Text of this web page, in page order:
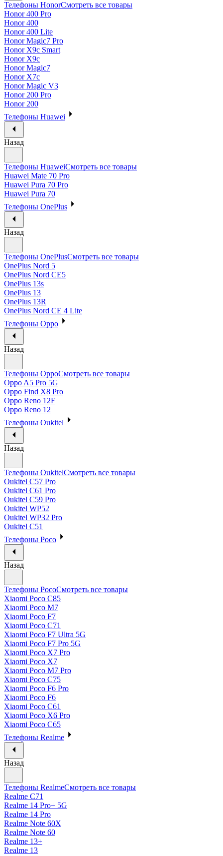
Телефоны HonorСмотреть все товары
Honor 400 Pro
Honor 400
Honor 400 Lite
Honor Magic7 Pro
Honor X9c Smart
Honor X9c
Honor Magic7
Honor X7c
Honor Magic V3
Honor 200 Pro
Honor 200
Телефоны Huawei
Назад
Телефоны HuaweiСмотреть все товары
Huawei Mate 70 Pro
Huawei Pura 70 Pro
Huawei Pura 70
Телефоны OnePlus
Назад
Телефоны OnePlusСмотреть все товары
OnePlus Nord 5
OnePlus Nord CE5
OnePlus 13s
OnePlus 13
OnePlus 13R
OnePlus Nord CE 4 Lite
Телефоны Oppo
Назад
Телефоны OppoСмотреть все товары
Oppo A5 Pro 5G
Oppo Find X8 Pro
Oppo Reno 12F
Oppo Reno 12
Телефоны Oukitel
Назад
Телефоны OukitelСмотреть все товары
Oukitel C57 Pro
Oukitel C61 Pro
Oukitel C59 Pro
Oukitel WP52
Oukitel WP32 Pro
Oukitel C51
Телефоны Poco
Назад
Телефоны PocoСмотреть все товары
Xiaomi Poco C85
Xiaomi Poco M7
Xiaomi Poco F7
Xiaomi Poco C71
Xiaomi Poco F7 Ultra 5G
Xiaomi Poco F7 Pro 5G
Xiaomi Poco X7 Pro
Xiaomi Poco X7
Xiaomi Poco M7 Pro
Xiaomi Poco C75
Xiaomi Poco F6 Pro
Xiaomi Poco F6
Xiaomi Poco C61
Xiaomi Poco X6 Pro
Xiaomi Poco C65
Телефоны Realme
Назад
Телефоны RealmeСмотреть все товары
Realme C71
Realme 14 Pro+ 5G
Realme 14 Pro
Realme Note 60X
Realme Note 60
Realme 13+
Realme 13